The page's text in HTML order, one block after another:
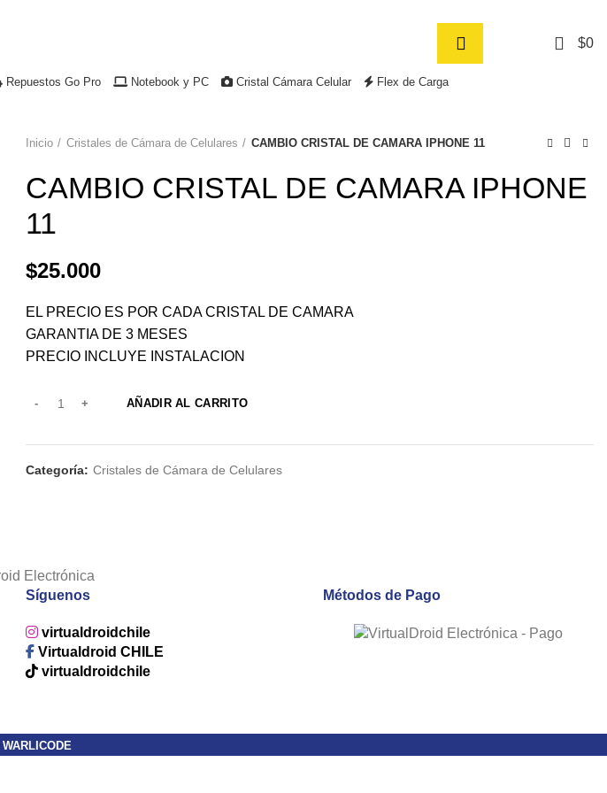
$0
Repuestos Go Pro Notebook y PC Cristal Cámara Celular Flex de Carga
Inicio
Cristales de Cámara de Celulares CAMBIO CRISTAL DE CAMARA IPHONE 11
CAMBIO CRISTAL DE CAMARA IPHONE
11
$25.000
EL PRECIO ES POR CADA CRISTAL DE CAMARA
GARANTIA DE 3 MESES
PRECIO INCLUYE INSTALACION
AÑADIR AL CARRITO
Categoría: Cristales de Cámara de Celulares
Síguenos
virtualdroidchile
Virtualdroid CHILE
virtualdroidchile
Métodos de Pago
WARLICODE